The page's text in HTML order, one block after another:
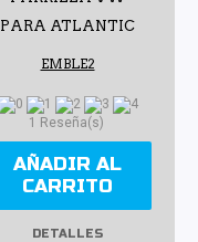
PARA ATLANTIC
EMBLE2
1 Reseña(s)
AÑADIR AL
CARRITO
DETALLES